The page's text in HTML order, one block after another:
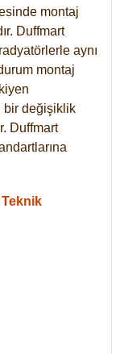
montaj
Duffmart
aynı
montaj
bir değişiklik
Duffmart